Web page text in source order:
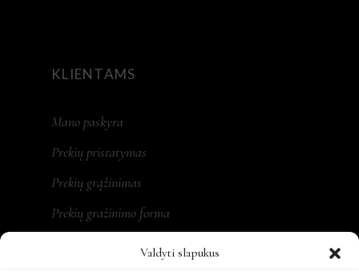
Valdyti slapukus
KLIENTAMS
Mano paskyra
Prekių pristatymas
Prekių grąžinimas
Prekių gražinimo forma